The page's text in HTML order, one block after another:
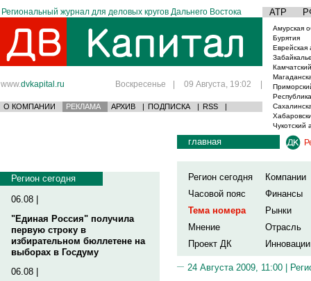
Региональный журнал для деловых кругов Дальнего Востока АТР
www.dvkapital.ru Воскресенье | 09 Августа, 19:02 |
О КОМПАНИИ РЕКЛАМА АРХИВ | ПОДПИСКА | RSS |
Амурская
Бурятия
Еврейская
Чукотский
Регион сегодня
06.08 |
"Единая Россия" получила
первую строку в
избирательном бюллетене на
выборах в Госдуму
06.08 |
главная
Регион сегодня
Компании
Часовой пояс
Финансы
Тема номера
Рынки
Мнение
Отрасль
Проект ДК
Инновации
24 Августа 2009, 11:00 |